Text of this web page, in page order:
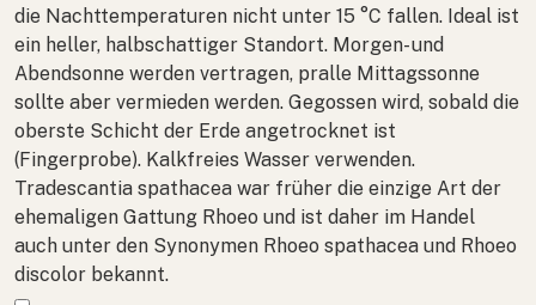
die Nachttemperaturen nicht unter 15 °C fallen. Ideal ist
ein heller, halbschattiger Standort. Morgen- und
Abendsonne werden vertragen, pralle Mittagssonne
sollte aber vermieden werden. Gegossen wird, sobald die
oberste Schicht der Erde angetrocknet ist
(Fingerprobe). Kalkfreies Wasser verwenden.
Tradescantia spathacea war früher die einzige Art der
ehemaligen Gattung Rhoeo und ist daher im Handel
auch unter den Synonymen Rhoeo spathacea und Rhoeo
discolor bekannt.